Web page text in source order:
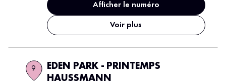
Afficher le numéro
Voir plus
9
EDEN PARK - PRINTEMPS
HAUSSMANN